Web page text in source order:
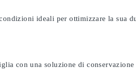
ideali per ottimizzare la sua
con una soluzione di